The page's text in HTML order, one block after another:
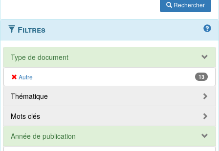
Rechercher
Filtres
Type de document
Autre 13
Thématique
Mots clés
Année de publication